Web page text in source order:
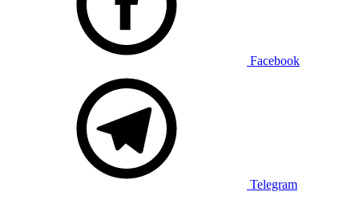
Facebook
Telegram